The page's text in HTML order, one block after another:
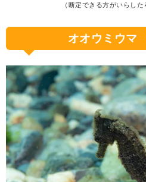
（断定できる方がいらした
オオウミウ